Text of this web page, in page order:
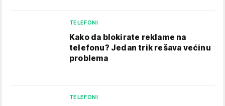
TELEFONI
Kako da blokirate reklame na
telefonu​? Jedan trik rešava većinu
problema
TELEFONI